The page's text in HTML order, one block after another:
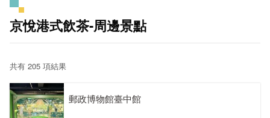
京悅港式飲茶-周邊景點
共有 205 項結果
郵政博物館臺中館